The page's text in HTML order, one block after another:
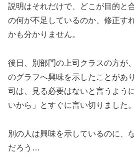
説明はそれだけで、どこが目的と
の何が不足しているのか、修正す
かも分かりません。
後日、別部門の上司クラスの方が
のグラフへ興味を示したことがあ
司は、見る必要はないと言うよう
いから」とすぐに言い切りました。
別の人は興味を示しているのに、
だろう…